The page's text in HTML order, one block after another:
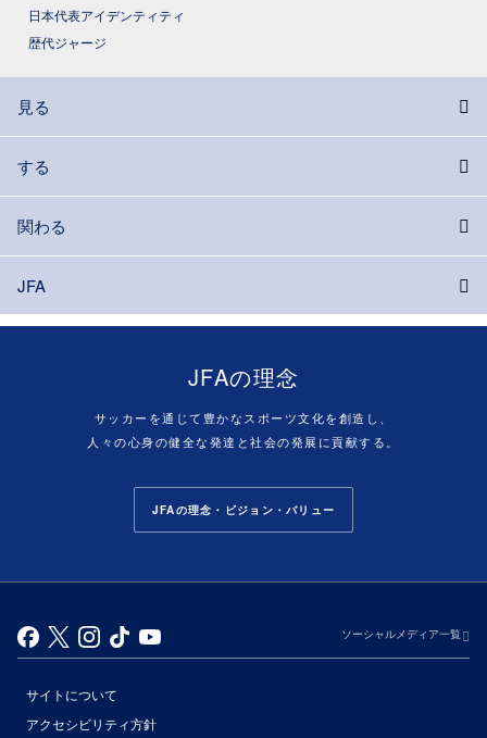
日本代表アイデンティティ
歴代ジャージ
見る
する
関わる
JFA
JFAの理念
サッカーを通じて豊かなスポーツ文化を創造し、
人々の心身の健全な発達と社会の発展に貢献する。
JFAの理念・ビジョン・バリュー
ソーシャルメディア一覧
サイトについて
アクセシビリティ方針